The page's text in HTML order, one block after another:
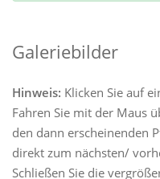
Galeriebilder
Hinweis: Klicken Sie auf
Fahren Sie mit der Maus
den dann erscheinenden
direkt zum nächsten/
Schließen Sie die